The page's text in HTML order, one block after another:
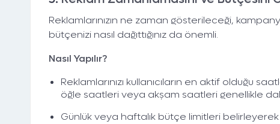
Reklamlarınızın ne zaman gösterileceği,
bütçenizi nasıl dağıttığınız da önemli.
Nasıl Yapılır?
Reklamlarınızı kullanıcıların en aktif olduğu
öğle saatleri veya akşam saatleri genellikle
Günlük veya haftalık bütçe limitleri belirleyerek